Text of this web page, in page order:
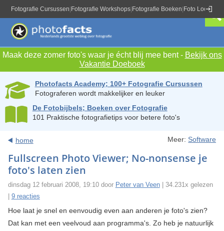
Fotografie Cursussen Fotografie Workshops Fotografie Boeken Foto Locaties
Maak deze zomer foto's waar je écht blij mee bent - Bekijk ons
Vakantie Doeboek
Photofacts Academy; 100+ Fotografie Cursussen
Fotograferen wordt makkelijker en leuker
De Fotobijbels; Boeken over Fotografie
101 Praktische fotografietips voor betere foto's
home Meer: Software
Fullscreen Photo Viewer; No-nonsense je
foto's laten zien
dinsdag 12 februari 2008, 19:10 door Peter van Veen| 34.231x gelezen
9 reacties
Hoe laat je snel en eenvoudig even aan anderen je foto's zien?
Dat kan met een veelvoud aan programma's. Zo heb je natuurlijk